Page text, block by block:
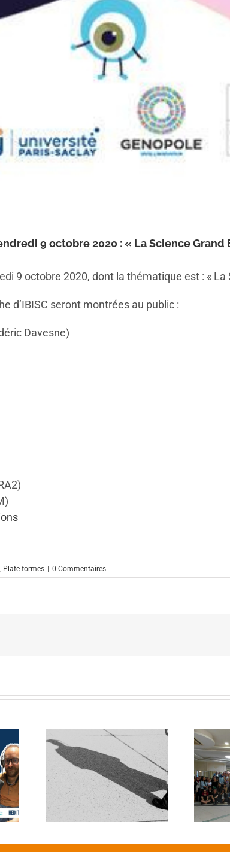
9 octobre 2020 : « La Science Grand
9 octobre 2020, dont la thématique est : « La
d’IBISC seront montrées au public :
Davesne)
, Plate-formes 0 Commentaires